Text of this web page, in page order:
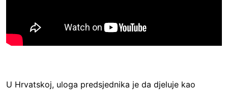
U Hrvatskoj, uloga predsjednika je da djeluje kao